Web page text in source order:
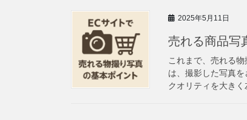
2025年5月11日
売れる商品写
これまで、売れる
は、撮影した写真
クオリティを大き